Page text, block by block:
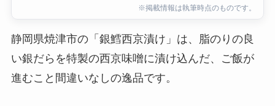
※掲載情報は執筆時点のものです。
静岡県焼津市の「銀鱈西京漬け」は、脂のりの良
い銀だらを特製の西京味噌に漬け込んだ、ご飯が
進むこと間違いなしの逸品です。